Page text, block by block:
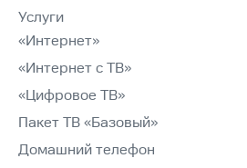
Услуги
«Интернет»
«Интернет с ТВ»
«Цифровое ТВ»
Пакет ТВ «Базовый»
Домашний телефон